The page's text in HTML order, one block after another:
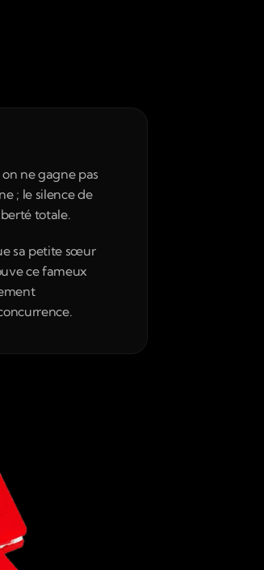
ne gagne pas
; le silence de
totale.
sa petite sœur
ce fameux